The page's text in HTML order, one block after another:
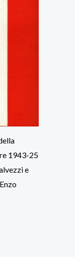
1943-25
e